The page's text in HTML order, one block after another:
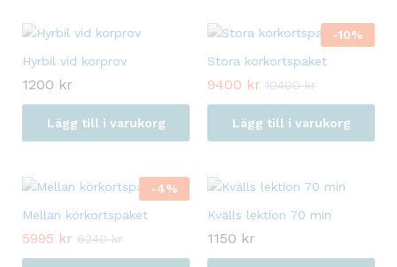
Hyrbil vid körprov
1200 kr
Lägg till i varukorg
-10%
Stora körkortspaket
9400 kr 10400kr
Lägg till i varukorg
-4%
Mellan körkortspaket
5995 kr 6240kr
Kvälls lektion 70 min
1150 kr